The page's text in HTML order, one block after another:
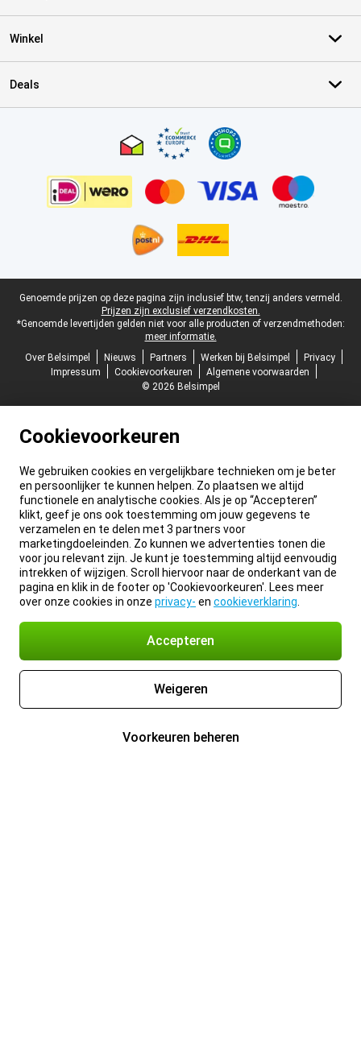
Winkel
Deals
Juridische voettekst
Genoemde prijzen op deze pagina zijn inclusief btw, tenzij anders vermeld.
Prijzen zijn exclusief verzendkosten.
*Genoemde levertijden gelden niet voor alle producten of verzendmethoden:
meer informatie.
Over Belsimpel
Nieuws Partners Werken bij Belsimpel
Privacy
Impressum
Cookievoorkeuren
Algemene voorwaarden
© 2026 Belsimpel
Cookievoorkeuren
We gebruiken cookies en vergelijkbare technieken om je beter
en persoonlijker te kunnen helpen. Zo plaatsen we altijd
functionele en analytische cookies. Als je op “Accepteren”
klikt, geef je ons ook toestemming om jouw gegevens te
verzamelen en te delen met 3 partners voor
marketingdoeleinden. Zo kunnen we advertenties tonen die
voor jou relevant zijn. Je kunt je toestemming altijd eenvoudig
intrekken of wijzigen. Scroll hiervoor naar de onderkant van de
pagina en klik in de footer op 'Cookievoorkeuren'. Lees meer
over onze cookies in onze privacy- en cookieverklaring
Accepteren
Weigeren
Voorkeuren beheren